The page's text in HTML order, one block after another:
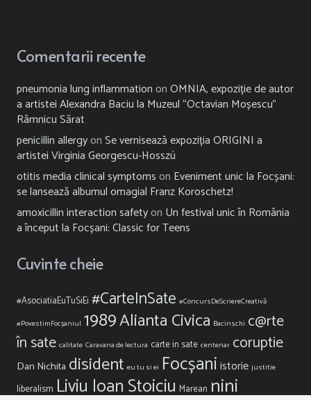
Comentarii recente
pneumonia lung inflammationonOMNIA, expoziție de autor
a artistei Alexandra Baciu la Muzeul “Octavian Moșescu”
Râmnicu Sărat
penicillin allergyonSe vernisează expoziția ORIGINI a
artistei Virginia Georgescu-Hosszú
otitis media clinical symptomson Eveniment unic la Focșani:
se lansează albumul omagial Franz Koroschetz!
amoxicillin interaction safetyon Un festival unic în România
a început la Focșani: Classic for Teens
Cuvinte cheie
#AsociatiaEuTuSiEi #CarteInSate #ConcursDeScriereCreativă
#PovestimFocșaniul 1989Alianta Civica Bacinschi c@rte
în sate calitate Caravana de lectura carte in sate centenar coruptie
Dan Nichita disident eu tu si ei Focșaniistorie justitie
liberalism Liviu Ioan Stoiciu Marean nini